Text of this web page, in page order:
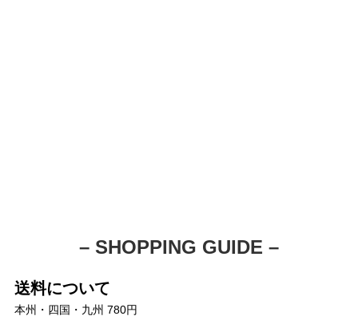
– SHOPPING GUIDE –
送料について
本州・四国・九州 780円